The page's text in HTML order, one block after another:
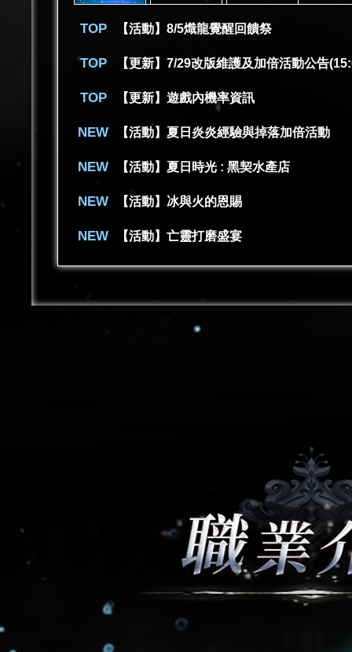
【活動】8/5熾龍覺醒回饋祭
【更新】7/29改版維護及加倍活動公告
【更新】遊戲內機率資訊
【活動】夏日炎炎經驗與掉落加倍活動
【活動】夏日時光 : 黑契水產店
【活動】冰與火的恩賜
【活動】亡靈打磨盛宴